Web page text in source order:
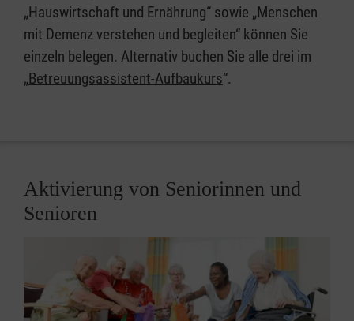
„Hauswirtschaft und Ernährung“ sowie „Menschen
mit Demenz verstehen und begleiten“ können Sie
einzeln belegen. Alternativ buchen Sie alle drei im
„Betreuungsassistent-Aufbaukurs“.
Aktivierung von Seniorinnen und
Senioren